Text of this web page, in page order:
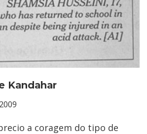
Kandahar
a coragem do tipo de